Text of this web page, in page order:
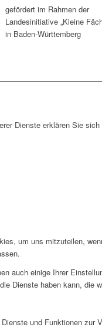
gefördert im Rahmen der
Landesinitiative „Kleine
in Baden-Württemberg
Dienste erklären Sie
um uns mitzuteilen,
auch einige Ihrer
Dienste haben kann, die
und Funktionen zur